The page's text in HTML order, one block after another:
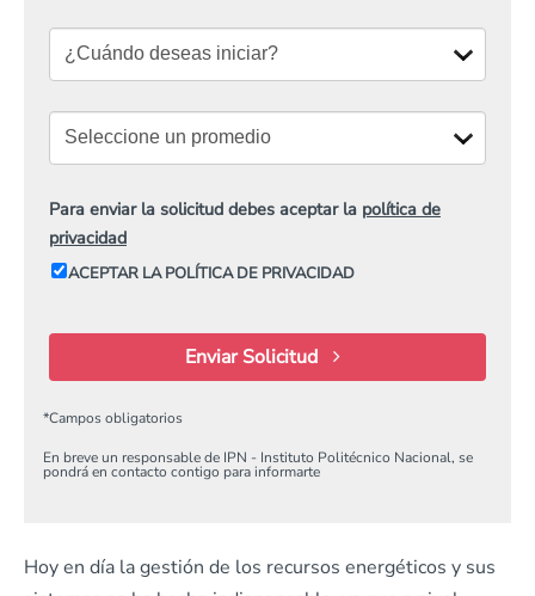
Para enviar la solicitud debes aceptar la política de
privacidad
ACEPTAR LA POLÍTICA DE PRIVACIDAD
Enviar Solicitud
*Campos obligatorios
En breve un responsable de IPN - Instituto Politécnico Nacional, se
pondrá en contacto contigo para informarte
Hoy en día la gestión de los recursos energéticos y sus